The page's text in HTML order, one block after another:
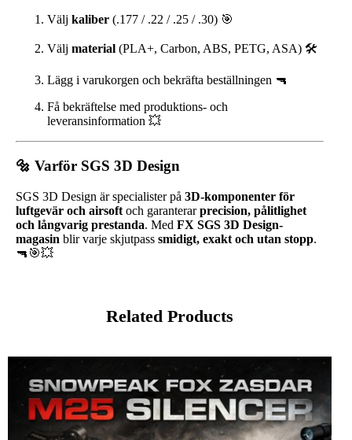
Välj kaliber (.177 / .22 / .25 / .30) 🎯
Välj material (PLA+, Carbon, ABS, PETG, ASA) 🛠️
Lägg i varukorgen och bekräfta beställningen 🔫
Få bekräftelse med produktions- och
leveransinformation 💥
🔩 Varför SGS 3D Design
SGS 3D Design är specialister på 3D-komponenter för
luftgevär och airsoft och garanterarprecision, pålitlighet
och långvarig prestanda. Med FX SGS 3D Design-
magasin blir varje skjutpass smidigt, exakt och utan stopp.
🔫🎯💥
Related Products